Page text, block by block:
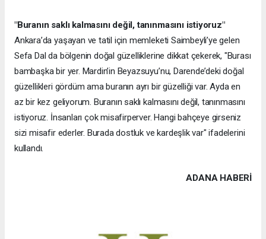
"Buranın saklı kalmasını değil, tanınmasını istiyoruz"
Ankara’da yaşayan ve tatil için memleketi Saimbeyli’ye gelen
Sefa Dal da bölgenin doğal güzelliklerine dikkat çekerek, "Burası
bambaşka bir yer. Mardin’in Beyazsuyu’nu, Darende’deki doğal
güzellikleri gördüm ama buranın ayrı bir güzelliği var. Ayda en
az bir kez geliyorum. Buranın saklı kalmasını değil, tanınmasını
istiyoruz. İnsanları çok misafirperver. Hangi bahçeye girseniz
sizi misafir ederler. Burada dostluk ve kardeşlik var" ifadelerini
kullandı.
ADANA HABERİ